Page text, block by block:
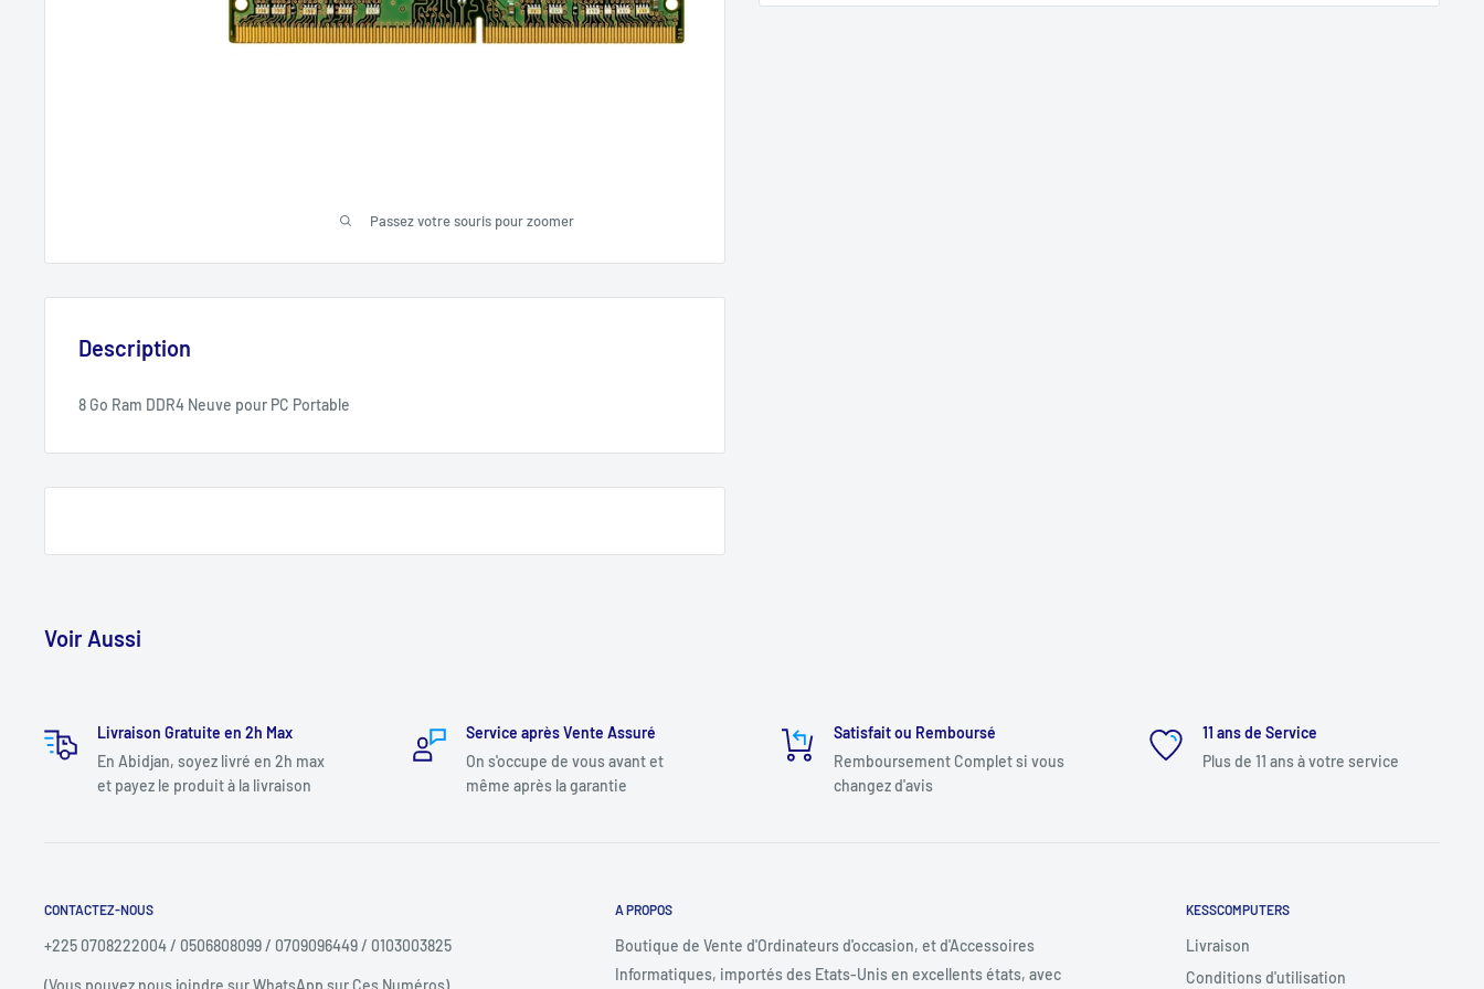
Passez votre souris pour zoomer
Description
8 Go Ram DDR4 Neuve pour PC Portable
Voir Aussi
Livraison Gratuite en 2h Max
En Abidjan, soyez livré en 2h max
et payez le produit à la livraison
Service après Vente Assuré
On s'occupe de vous avant et
même après la garantie
Satisfait ou Remboursé
Remboursement Complet si vous
changez d'avis
11 ans de Service
Plus de 11 ans à votre service
CONTACTEZ-NOUS
+225 0708222004 / 0506808099 / 0709096449 / 0103003825
(Vous pouvez nous joindre sur WhatsApp sur Ces Numéros)
A PROPOS
Boutique de Vente d'Ordinateurs d'occasion, et d'Accessoires
Informatiques, importés des Etats-Unis en excellents états, avec
KESSCOMPUTERS
Livraison
Conditions d'utilisation